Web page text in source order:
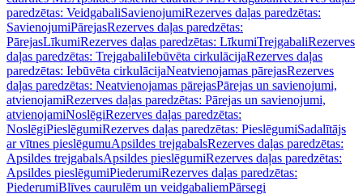
paredzētas: VeidgabaliSavienojumiRezerves daļas paredzētas:
SavienojumiPārejasRezerves daļas paredzētas:
PārejasLīkumiRezerves daļas paredzētas: LīkumiTrejgabaliRezerves
daļas paredzētas: TrejgabaliIebūvēta cirkulācijaRezerves daļas
paredzētas: Iebūvēta cirkulācijaNeatvienojamas pārejasRezerves
daļas paredzētas: Neatvienojamas pārejasPārejas un savienojumi,
atvienojamiRezerves daļas paredzētas: Pārejas un savienojumi,
atvienojamiNoslēgiRezerves daļas paredzētas:
NoslēgiPieslēgumiRezerves daļas paredzētas: PieslēgumiSadalītājs
ar vītnes pieslēgumuApsildes trejgabalsRezerves daļas paredzētas:
Apsildes trejgabalsApsildes pieslēgumiRezerves daļas paredzētas:
Apsildes pieslēgumiPiederumiRezerves daļas paredzētas:
PiederumiBlīves caurulēm un veidgabaliemPārsegi